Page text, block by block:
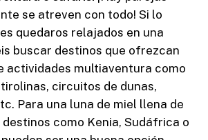
se atreven con todo! Si lo
quedaros relajados en una
buscar destinos que ofrezcan
actividades multiaventura como
circuitos de dunas,
Para una luna de miel llena de
como Kenia, Sudáfrica o